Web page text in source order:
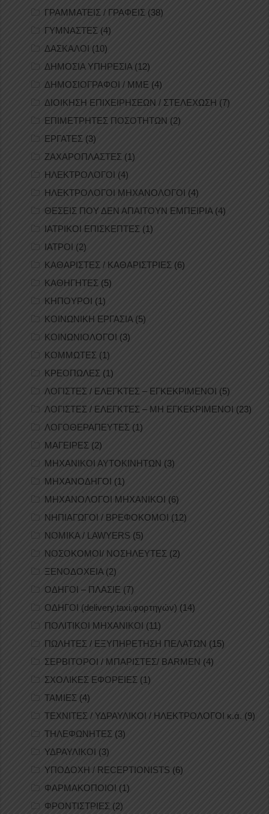
ΓΡΑΜΜΑΤΕΙΣ / ΓΡΑΦΕΙΣ (38)
ΓΥΜΝΑΣΤΕΣ (4)
ΔΑΣΚΑΛΟΙ (10)
ΔΗΜΟΣΙΑ ΥΠΗΡΕΣΙΑ (12)
ΔΗΜΟΣΙΟΓΡΑΦΟΙ / ΜΜΕ (4)
ΔΙΟΙΚΗΣΗ ΕΠΙΧΕΙΡΗΣΕΩΝ / ΣΤΕΛΕΧΩΣΗ (7)
ΕΠΙΜΕΤΡΗΤΕΣ ΠΟΣΟΤΗΤΩΝ (2)
ΕΡΓΑΤΕΣ (3)
ΖΑΧΑΡΟΠΛΑΣΤΕΣ (1)
ΗΛΕΚΤΡΟΛΟΓΟΙ (4)
ΗΛΕΚΤΡΟΛΟΓΟΙ ΜΗΧΑΝΟΛΟΓΟΙ (4)
ΘΕΣΕΙΣ ΠΟΥ ΔΕΝ ΑΠΑΙΤΟΥΝ ΕΜΠΕΙΡΙΑ(4)
ΙΑΤΡΙΚΟΙ ΕΠΙΣΚΕΠΤΕΣ (1)
ΙΑΤΡΟΙ (2)
ΚΑΘΑΡΙΣΤΕΣ / ΚΑΘΑΡΙΣΤΡΙΕΣ (6)
ΚΑΘΗΓΗΤΕΣ (5)
ΚΗΠΟΥΡΟΙ (1)
ΚΟΙΝΩΝΙΚΗ ΕΡΓΑΣΙΑ (5)
ΚΟΙΝΩΝΙΟΛΟΓΟΙ (3)
ΚΟΜΜΩΤΕΣ (1)
ΚΡΕΟΠΩΛΕΣ (1)
ΛΟΓΙΣΤΕΣ / ΕΛΕΓΚΤΕΣ – ΕΓΚΕΚΡΙΜΕΝΟΙ (5)
ΛΟΓΙΣΤΕΣ / ΕΛΕΓΚΤΕΣ – ΜΗ ΕΓΚΕΚΡΙΜΕΝΟΙ (23)
ΛΟΓΟΘΕΡΑΠΕΥΤΕΣ (1)
ΜΑΓΕΙΡΕΣ (2)
ΜΗΧΑΝΙΚΟΙ ΑΥΤΟΚΙΝΗΤΩΝ (3)
ΜΗΧΑΝΟΔΗΓΟΙ (1)
ΜΗΧΑΝΟΛΟΓΟΙ ΜΗΧΑΝΙΚΟΙ (6)
ΝΗΠΙΑΓΩΓΟΙ / ΒΡΕΦΟΚΟΜΟΙ (12)
ΝΟΜΙΚΑ / LAWYERS (5)
ΝΟΣΟΚΟΜΟΙ/ ΝΟΣΗΛΕΥΤΕΣ (2)
ΞΕΝΟΔΟΧΕΙΑ (2)
ΟΔΗΓΟΙ – ΠΛΑΣΙΕ (7)
ΟΔΗΓΟΙ (delivery,taxi,φορτηγών) (14)
ΠΟΛΙΤΙΚΟΙ ΜΗΧΑΝΙΚΟΙ (11)
ΠΩΛΗΤΕΣ / ΕΞΥΠΗΡΕΤΗΣΗ ΠΕΛΑΤΩΝ (15)
ΣΕΡΒΙΤΟΡΟΙ / ΜΠΑΡΙΣΤΕΣ/ BARMEN (4)
ΣΧΟΛΙΚΕΣ ΕΦΟΡΕΙΕΣ (1)
ΤΑΜΙΕΣ (4)
ΤΕΧΝΙΤΕΣ / ΥΔΡΑΥΛΙΚΟΙ / ΗΛΕΚΤΡΟΛΟΓΟΙ κ.ά. (9)
ΤΗΛΕΦΩΝΗΤΕΣ (3)
ΥΔΡΑΥΛΙΚΟΙ (3)
ΥΠΟΔΟΧΗ / RECEPTIONISTS (6)
ΦΑΡΜΑΚΟΠΟΙΟΙ (1)
ΦΡΟΝΤΙΣΤΡΙΕΣ (2)